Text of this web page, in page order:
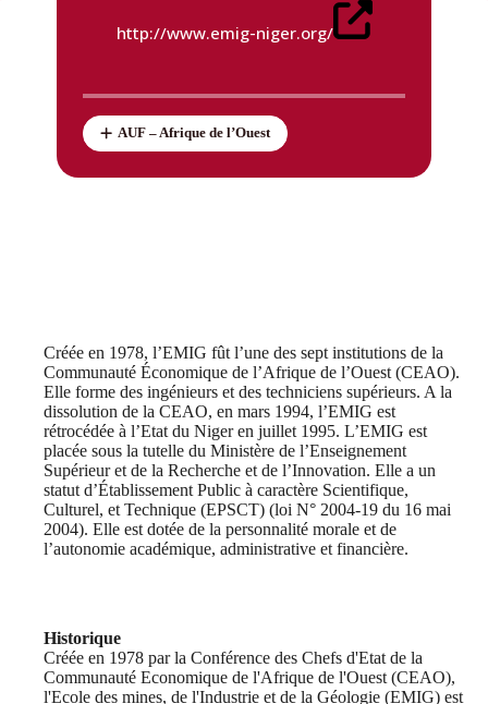
http://www.emig-niger.org/
AUF – Afrique de l’Ouest
Créée en 1978, l’EMIG fût l’une des sept institutions de la
Communauté Économique de l’Afrique de l’Ouest (CEAO).
Elle forme des ingénieurs et des techniciens supérieurs. A la
dissolution de la CEAO, en mars 1994, l’EMIG est
rétrocédée à l’Etat du Niger en juillet 1995. L’EMIG est
placée sous la tutelle du Ministère de l’Enseignement
Supérieur et de la Recherche et de l’Innovation. Elle a un
statut d’Établissement Public à caractère Scientifique,
Culturel, et Technique (EPSCT) (loi N° 2004-19 du 16 mai
2004). Elle est dotée de la personnalité morale et de
l’autonomie académique, administrative et financière.
Historique
Créée en 1978 par la Conférence des Chefs d'Etat de la
Communauté Economique de l'Afrique de l'Ouest (CEAO),
l'Ecole des mines, de l'Industrie et de la Géologie (EMIG) est